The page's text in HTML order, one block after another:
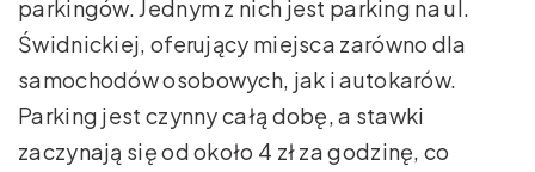
parkingów. Jednym z nich jest parking na ul.
Świdnickiej, oferujący miejsca zarówno dla
samochodów osobowych, jak i autokarów.
Parking jest czynny całą dobę, a stawki
zaczynają się od około 4 zł za godzinę, co